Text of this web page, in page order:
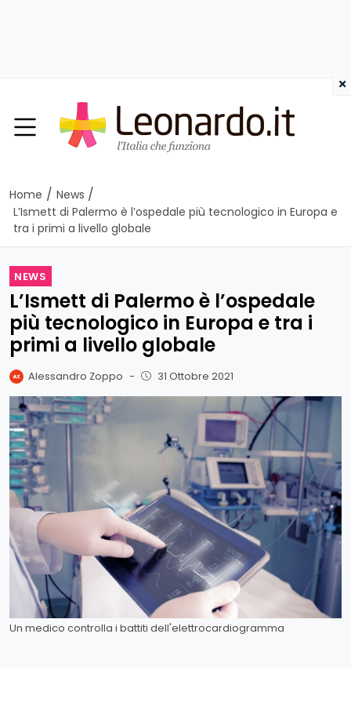
Home / News /
L’Ismett di Palermo è l’ospedale più tecnologico in Europa e
tra i primi a livello globale
NEWS
L’Ismett di Palermo è l’ospedale
più tecnologico in Europa e tra i
primi a livello globale
Alessandro Zoppo - 31 Ottobre 2021
Un medico controlla i battiti dell'elettrocardiogramma
×